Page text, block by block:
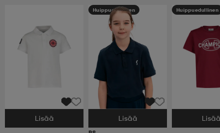
Valitse Koko
Lisää
Huippuedullinen
Valitse Koko
Lisää
Huippuedullinen
Valitse Koko